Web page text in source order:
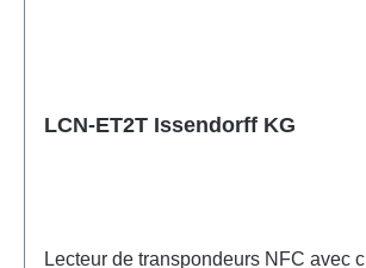
LCN-ET2T Issendorff KG
Lecteur de transpondeurs NFC avec